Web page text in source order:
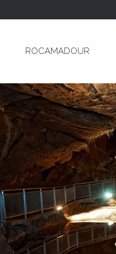
ROCAMADOUR